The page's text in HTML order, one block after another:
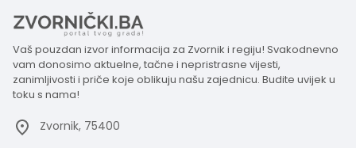
Vaš pouzdan izvor informacija za Zvornik i regiju! Svakodnevno
vam donosimo aktuelne, tačne i nepristrasne vijesti,
zanimljivosti i priče koje oblikuju našu zajednicu. Budite uvijek u
toku s nama!
Zvornik, 75400